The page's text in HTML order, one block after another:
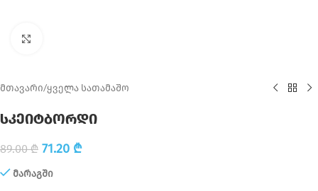
მთავარი/ყველა სათამაშო
სკეიტბორდი
89.00₾ 71.20 ₾
მარაგში